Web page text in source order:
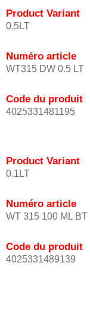
Product Variant
0.5LT
Numéro article
WT315 DW 0.5 LT
Code du produit
4025331481195
Product Variant
0.1LT
Numéro article
WT 315 100 ML BT
Code du produit
4025331489139